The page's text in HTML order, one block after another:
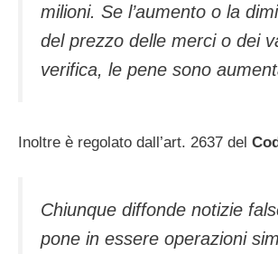
milioni. Se l’aumento o la
del prezzo delle merci o dei
verifica, le pene sono
Inoltre è regolato dall’art. 2637 del
Chiunque diffonde notizie
pone in essere operazioni